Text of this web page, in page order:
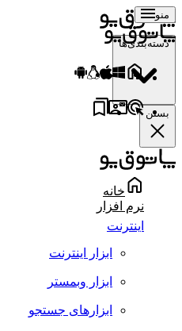
منو
دسته‌بندی‌ها
بستن
خانه
نرم افزار
اینترنت
ابزار اینترنت
ابزار وبمستر
ابزارهای جستجو